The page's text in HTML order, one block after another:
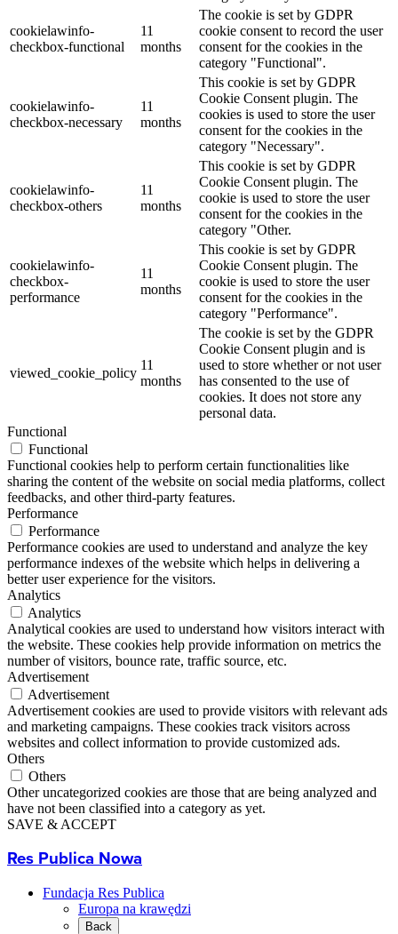
cookielawinfo-
checkbox-functional
11
months
The cookie is set by GDPR
cookie consent to record the user
consent for the cookies in the
category "Functional".
cookielawinfo-
checkbox-necessary
11
months
This cookie is set by GDPR
Cookie Consent plugin. The
cookies is used to store the user
consent for the cookies in the
category "Necessary".
cookielawinfo-
checkbox-others
11
months
This cookie is set by GDPR
Cookie Consent plugin. The
cookie is used to store the user
consent for the cookies in the
category "Other.
cookielawinfo-
checkbox-
performance
11
months
This cookie is set by GDPR
Cookie Consent plugin. The
cookie is used to store the user
consent for the cookies in the
category "Performance".
viewed_cookie_policy
11
months
The cookie is set by the GDPR
Cookie Consent plugin and is
used to store whether or not user
has consented to the use of
cookies. It does not store any
personal data.
Functional
Functional
Functional cookies help to perform certain functionalities like
sharing the content of the website on social media platforms, collect
feedbacks, and other third-party features.
Performance
Performance
Performance cookies are used to understand and analyze the key
performance indexes of the website which helps in delivering a
better user experience for the visitors.
Analytics
Analytics
Analytical cookies are used to understand how visitors interact with
the website. These cookies help provide information on metrics the
number of visitors, bounce rate, traffic source, etc.
Advertisement
Advertisement
Advertisement cookies are used to provide visitors with relevant ads
and marketing campaigns. These cookies track visitors across
websites and collect information to provide customized ads.
Others
Others
Other uncategorized cookies are those that are being analyzed and
have not been classified into a category as yet.
SAVE & ACCEPT
Res Publica Nowa
Fundacja Res Publica
Europa na krawędzi
Back